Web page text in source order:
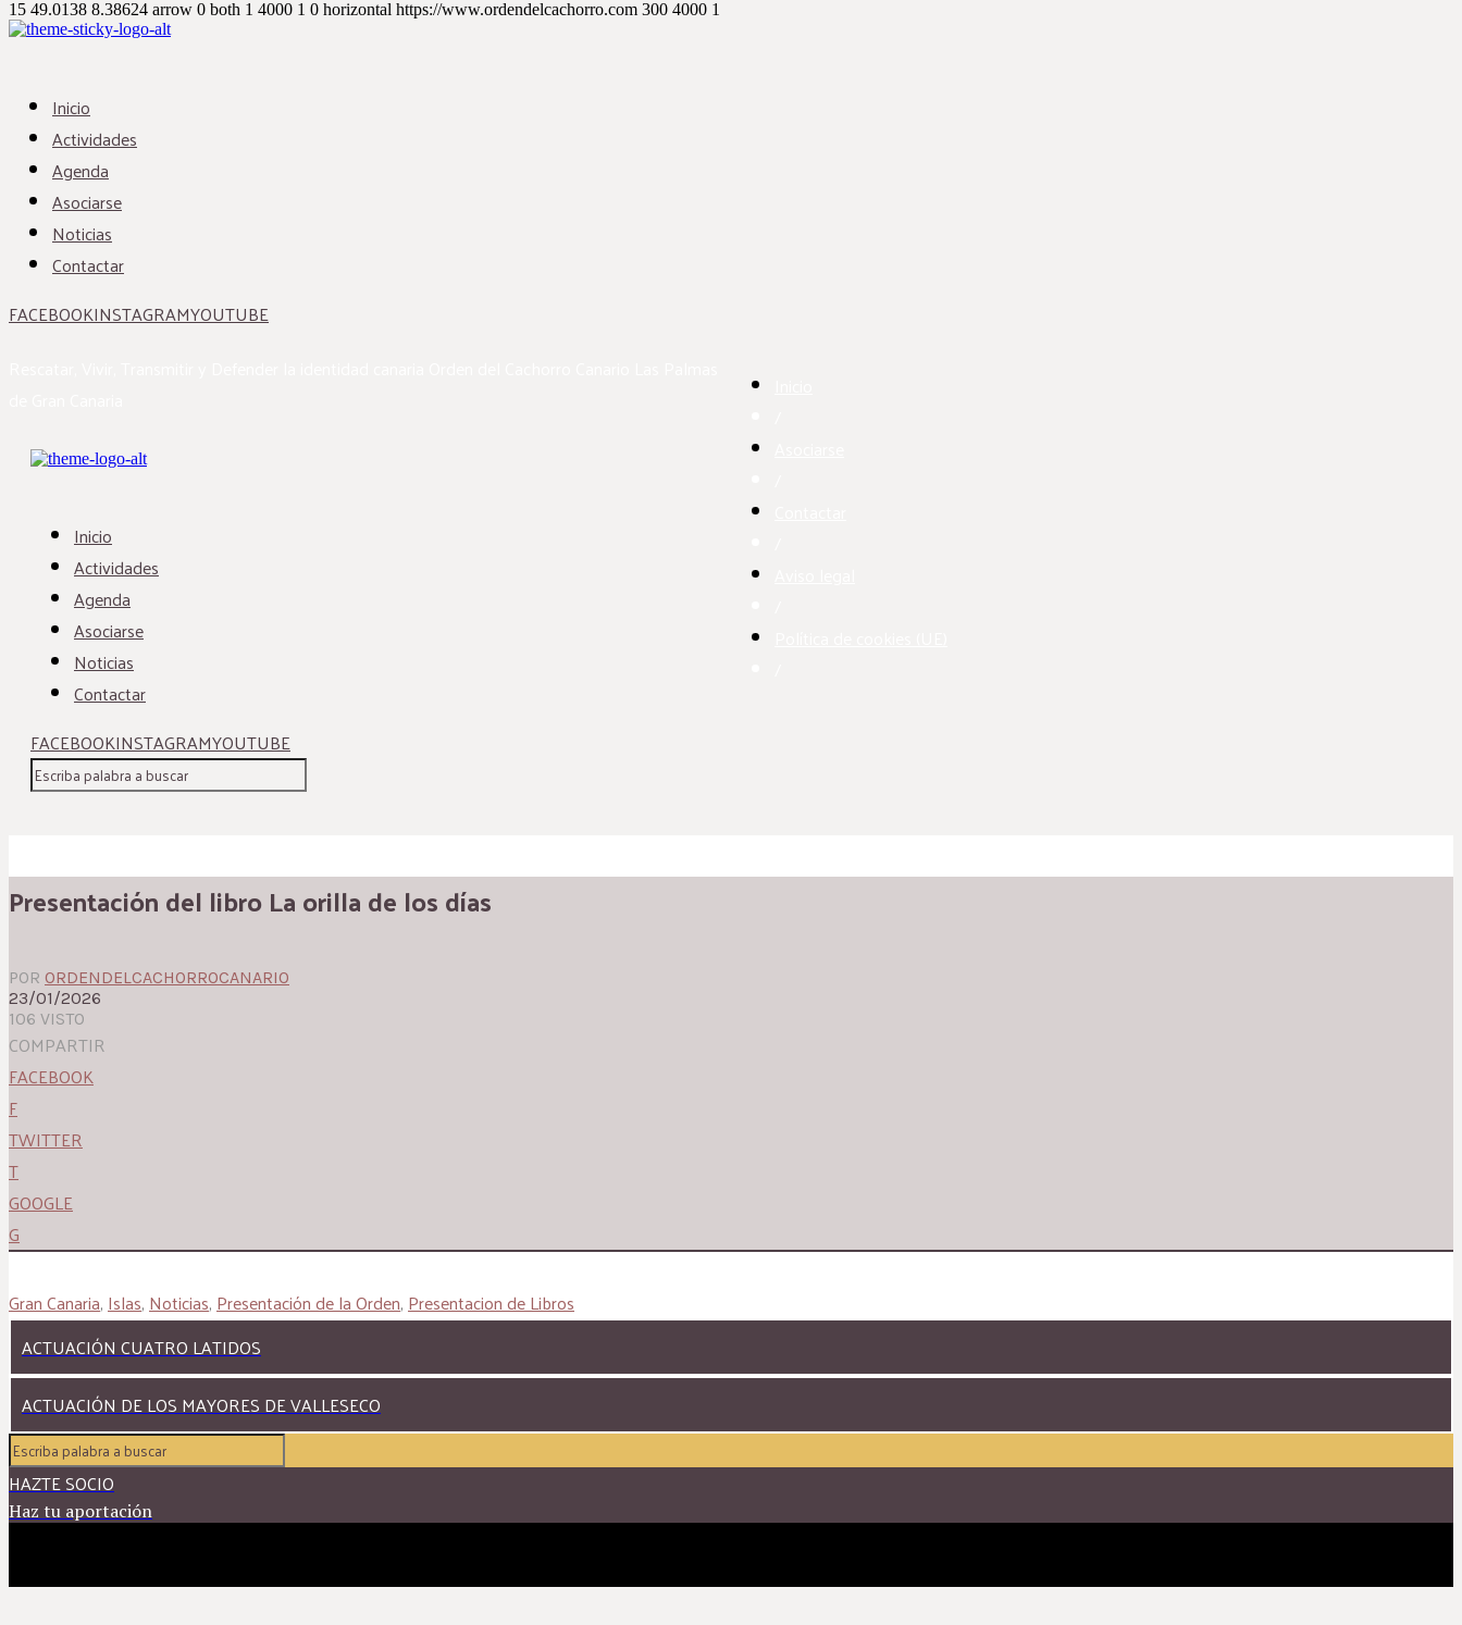
15 49.0138 8.38624 arrow 0 both 1 4000 1 0 horizontal https://www.ordendelcachorro.com 300 4000 1
Inicio
Actividades
Agenda
Asociarse
Noticias
Contactar
FACEBOOKINSTAGRAMYOUTUBE
Inicio
Actividades
Agenda
Asociarse
Noticias
Contactar
FACEBOOKINSTAGRAMYOUTUBE
Presentación del libro La orilla de los días
POR ORDENDELCACHORROCANARIO
23/01/2026
106 VISTO
COMPARTIR
FACEBOOK
F
TWITTER
T
GOOGLE
G
Gran Canaria,Islas,Noticias,Presentación de la Orden,Presentacion de Libros
ACTUACIÓN CUATRO LATIDOS
ACTUACIÓN DE LOS MAYORES DE VALLESECO
HAZTE SOCIO
Haz tu aportación